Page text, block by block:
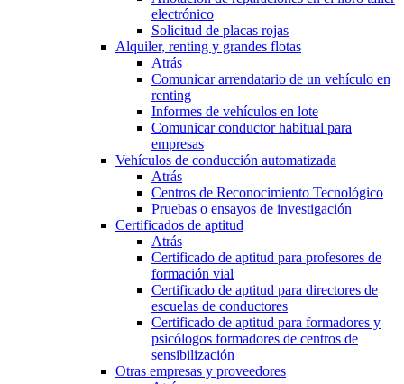
electrónico
Solicitud de placas rojas
Alquiler, renting y grandes flotas
Atrás
Comunicar arrendatario de un vehículo en
renting
Informes de vehículos en lote
Comunicar conductor habitual para
empresas
Vehículos de conducción automatizada
Atrás
Centros de Reconocimiento Tecnológico
Pruebas o ensayos de investigación
Certificados de aptitud
Atrás
Certificado de aptitud para profesores de
formación vial
Certificado de aptitud para directores de
escuelas de conductores
Certificado de aptitud para formadores y
psicólogos formadores de centros de
sensibilización
Otras empresas y proveedores